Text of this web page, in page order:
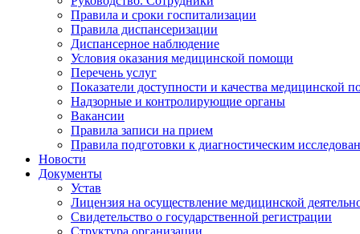
Правила и сроки госпитализации
Правила диспансеризации
Диспансерное наблюдение
Условия оказания медицинской помощи
Перечень услуг
Показатели доступности и качества медицинской
Надзорные и контролирующие органы
Вакансии
Правила записи на прием
Правила подготовки к диагностическим
Новости
Документы
Устав
Лицензия на осуществление медицинской
Свидетельство о государственной регистрации
Структура организации